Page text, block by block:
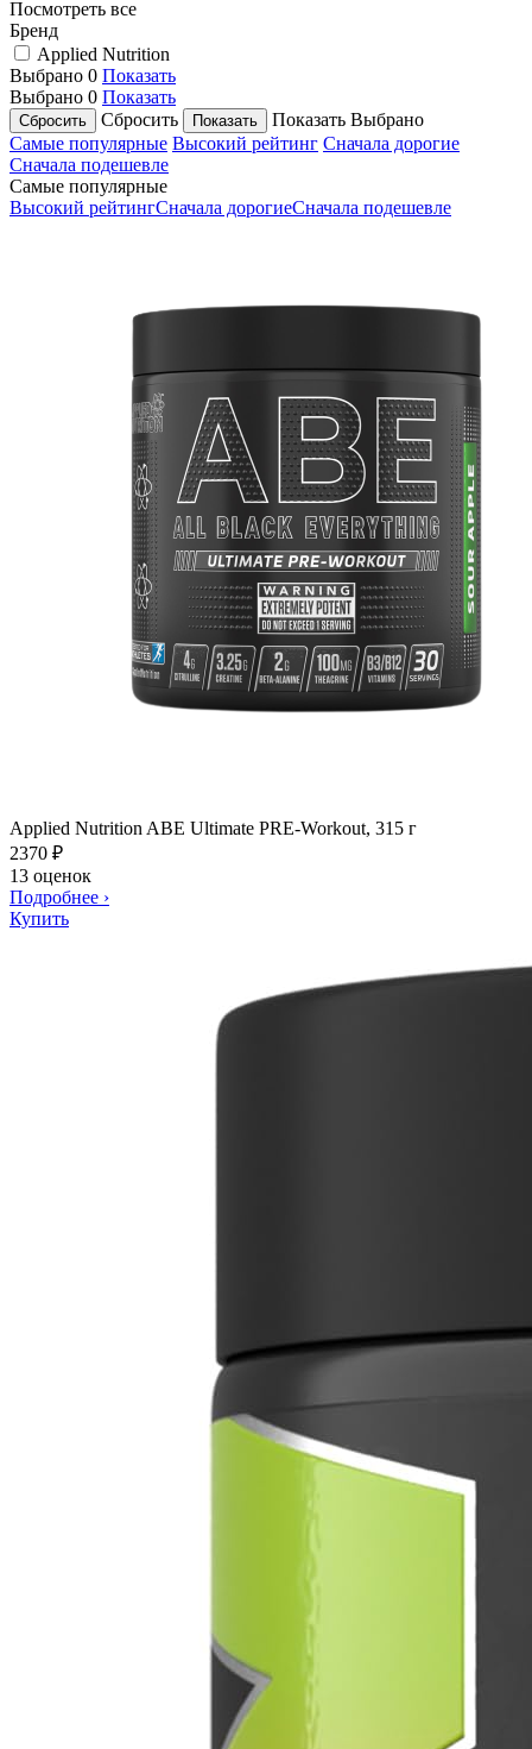
Посмотреть все
Бренд
Applied Nutrition
Выбрано 0 Показать
Выбрано 0 Показать
Сбросить
Показать Выбрано
Самые популярные Высокий рейтинг Сначала дорогие
Сначала подешевле
Самые популярные
Высокий рейтингСначала дорогиеСначала подешевле
Applied Nutrition ABE Ultimate PRE-Workout, 315 г
2370 ₽
13 оценок
Подробнее ›
Купить